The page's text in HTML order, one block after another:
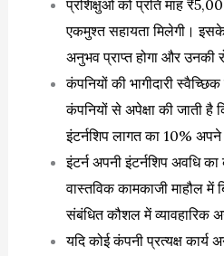
प्रशिक्षुओं को प्रति माह
एकमुश्त सहायता मिलेगी। इसके
अनुभव प्राप्त होगा और उनकी
कंपनियों की भागीदारी
कंपनियों से अपेक्षा की जाती है
इंटर्नशिप लागत का 10%
इंटर्न अपनी इंटर्नशिप अवधि
वास्तविक कामकाजी माहौल
संबंधित कौशल में व्यावहारिक
यदि कोई कंपनी प्रत्यक्ष